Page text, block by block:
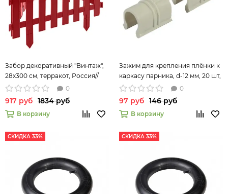
Забор декоративный "Винтаж",
28х300 см, терракот, Россия//
Palisad
0
917 руб 1834 руб
В корзину
Зажим для крепления плёнки к
каркасу парника, d-12 мм, 20 шт,
белый// Palisad
0
97 руб 146 руб
В корзину
СКИДКА 33% СКИДКА 33%